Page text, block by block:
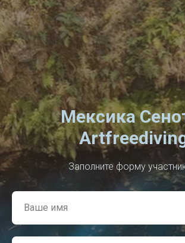
Мексика
Заполните форму